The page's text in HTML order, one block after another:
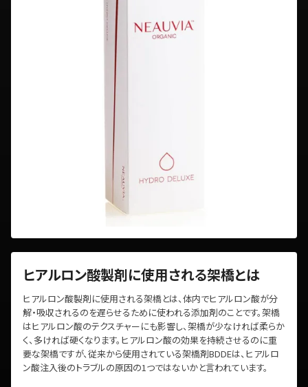
ヒアルロン酸製剤に使用される架橋とは
ヒアルロン酸製剤に使用される架橋とは、体内でヒアルロン酸が分
解・吸収されるのを遅らせるために使われる添加剤のことです。架橋
はヒアルロン酸のテクスチャーにも影響し、架橋が少なければ柔らか
く、多ければ硬くなります。ヒアルロン酸の効果を持続させるのに重
要な架橋ですが、従来から使用されている架橋剤BDDEは、ヒアルロ
ン酸注入後のトラブルの原因の1つではないかと言われています。